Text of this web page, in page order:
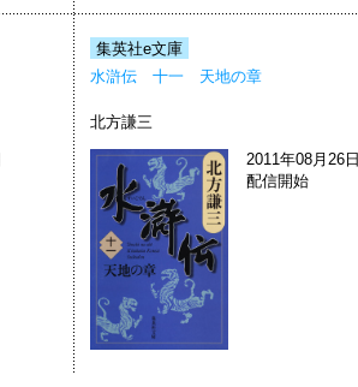
集英社e文庫
水滸伝 十一 天地の章
北方謙三
2011年08月26日
配信開始